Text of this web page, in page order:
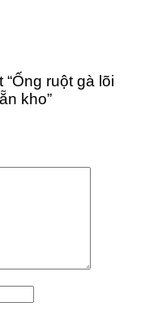
ruột gà lõi
kho”